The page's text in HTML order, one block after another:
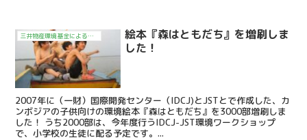
三井物産環境基金による活動
絵本『森はともだち』を増刷しま
した！
2007年に（一財）国際開発センター（IDCJ)とJSTとで作成した、カ
ンボジアの子供向けの環境絵本『森はともだち』を3000部増刷しま
した！ うち2000部は、今年度行うIDCJ-JST環境ワークショップ
で、小学校の生徒に配る予定です。...